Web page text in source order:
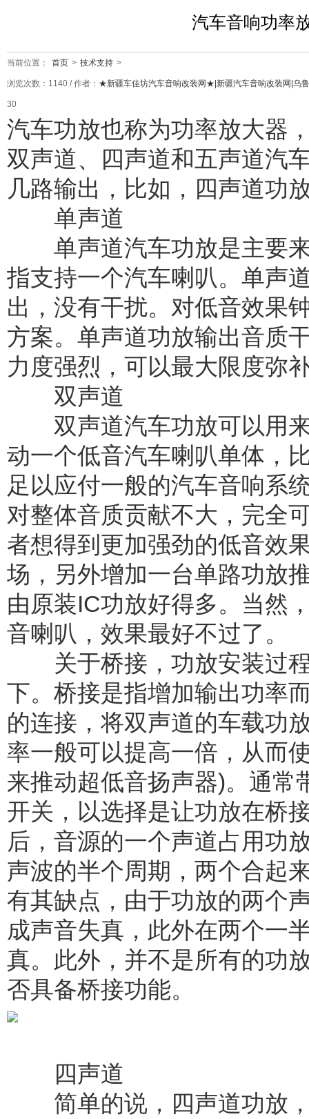
汽车音响功率
当前位置： 首页 > 技术支持 >
浏览次数： 1140 / 作者： ★新疆车佳坊汽车音响改装网★|新疆汽车音响改装网|乌
30
汽车功放也称为功率放大器
双声道、四声道和五声道汽
几路输出，比如，四声道功
单声道
单声道汽车功放是主要来
指支持一个汽车喇叭。单声
出，没有干扰。对低音效果
方案。单声道功放输出音质
力度强烈，可以最大限度弥
双声道
双声道汽车功放可以用来
动一个低音汽车喇叭单体，
足以应付一般的汽车音响系
对整体音质贡献不大，完全
者想得到更加强劲的低音效
场，另外增加一台单路功放
由原装IC功放好得多。当然
音喇叭，效果最好不过了。
关于桥接，功放安装过程
下。桥接是指增加输出功率
的连接，将双声道的车载功
率一般可以提高一倍，从而
来推动超低音扬声器)。通常
开关，以选择是让功放在桥
后，音源的一个声道占用功
声波的半个周期，两个合起
有其缺点，由于功放的两个
成声音失真，此外在两个一
真。此外，并不是所有的功
否具备桥接功能。
四声道
简单的说，四声道功放，